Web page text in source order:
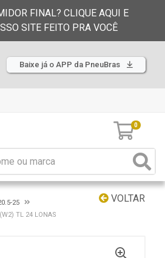
FINAL? CLIQUE AQUI E
SITE FEITO PRA VOCÊ
Baixe já o APP da PneuBras
0
VOLTAR
25
TL 24 LONAS